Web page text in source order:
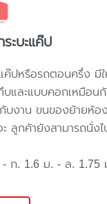
ะบะแค๊ป
ค๊ปหรือรถตอนครึ่ง มี
และแบบคอกเหมือน
กับงาน ขนของย้ายห้
ลูกค้ายังสามารถนั่ง
ก. 1.6 ม. - ล. 1.75